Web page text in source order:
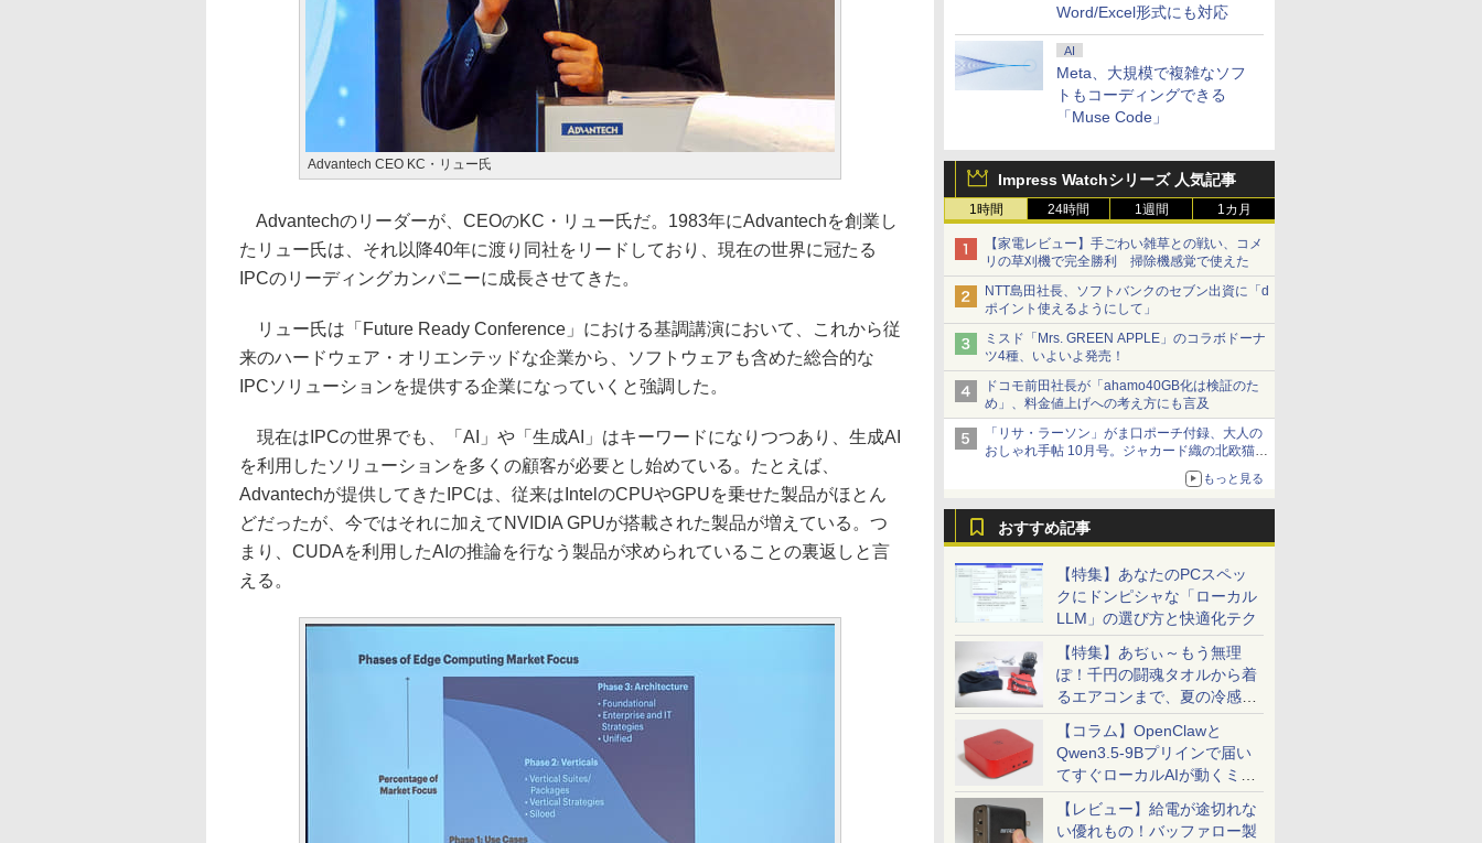
Word/Excel形式にも対応
AI
Meta、大規模で複雑なソフ
トもコーディングできる
「Muse Code」
Impress Watchシリーズ 人気記事
1時間 24時間 1週間 1カ月
【家電レビュー】手ごわい雑草との戦い、コメ
リの草刈機で完全勝利 掃除機感覚で使えた
NTT島田社長、ソフトバンクのセブン出資に「d
ポイント使えるようにして」
ミスド「Mrs. GREEN APPLE」のコラボドーナ
ツ4種、いよいよ発売！
ドコモ前田社長が「ahamo40GB化は検証のた
め」、料金値上げへの考え方にも言及
「リサ・ラーソン」がま口ポーチ付録、大人の
おしゃれ手帖 10月号。ジャカード織の北欧猫デ
もっと見る
おすすめ記事
【特集】あなたのPCスペッ
クにドンピシャな「ローカル
LLM」の選び方と快適化テク
【特集】あぢぃ～もう無理
ぽ！千円の闘魂タオルから着
るエアコンまで、夏の冷感グ
ッズ一挙紹介
【コラム】OpenClawと
Qwen3.5-9Bプリインで届い
てすぐローカルAIが動くミニ
PC「SER9 Pro」
【レビュー】給電が途切れな
い優れもの！バッファロー製
Advantech CEO KC・リュー氏
Advantechのリーダーが、CEOのKC・リュー氏だ。1983年にAdvantechを創業し
たリュー氏は、それ以降40年に渡り同社をリードしており、現在の世界に冠たる
IPCのリーディングカンパニーに成長させてきた。
リュー氏は「Future Ready Conference」における基調講演において、これから従
来のハードウェア・オリエンテッドな企業から、ソフトウェアも含めた総合的な
IPCソリューションを提供する企業になっていくと強調した。
現在はIPCの世界でも、「AI」や「生成AI」はキーワードになりつつあり、生成AI
を利用したソリューションを多くの顧客が必要とし始めている。たとえば、
Advantechが提供してきたIPCは、従来はIntelのCPUやGPUを乗せた製品がほとん
どだったが、今ではそれに加えてNVIDIA GPUが搭載された製品が増えている。つ
まり、CUDAを利用したAIの推論を行なう製品が求められていることの裏返しと言
える。